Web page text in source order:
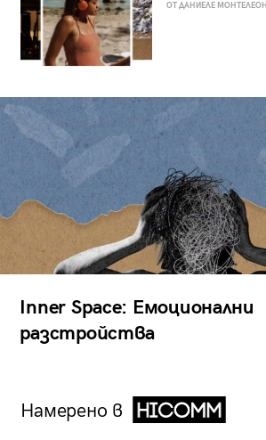
ОТ ДАНИЕЛЕ
Inner Space: Емоционални
разстройства
Намерено в